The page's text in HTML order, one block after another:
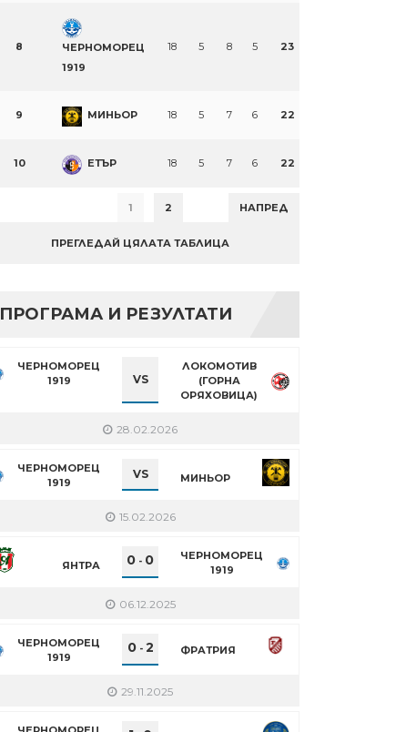
8
ЧЕРНОМОРЕЦ
1919
18 5 8 5 23
9 МИНЬОР 18 5 7 6 22
10 ЕТЪР 18 5 7 6 22
1 2 НАПРЕД
ПРЕГЛЕДАЙ ЦЯЛАТА ТАБЛИЦА
ПРОГРАМА И РЕЗУЛТАТИ
ЧЕРНОМОРЕЦ
1919
VS
ЛОКОМОТИВ
(ГОРНА
ОРЯХОВИЦА)
28.02.2026
ЧЕРНОМОРЕЦ
1919
VS МИНЬОР
15.02.2026
ЯНТРА 0 - 0
ЧЕРНОМОРЕЦ
1919
06.12.2025
ЧЕРНОМОРЕЦ
1919
0- 2 ФРАТРИЯ
29.11.2025